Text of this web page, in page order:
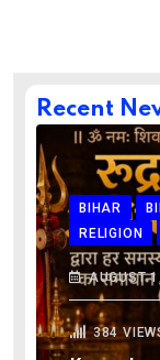
Recent
BIHAR
RELIGION
AUGUST
384